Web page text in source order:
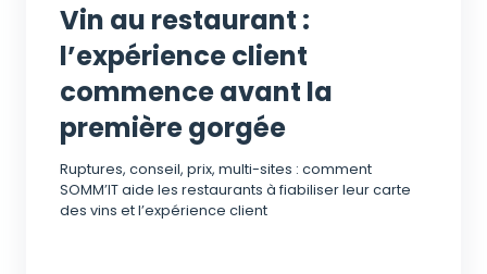
Vin au restaurant :
l’expérience client
commence avant la
première gorgée
Ruptures, conseil, prix, multi-sites : comment
SOMM’IT aide les restaurants à fiabiliser leur carte
des vins et l’expérience client